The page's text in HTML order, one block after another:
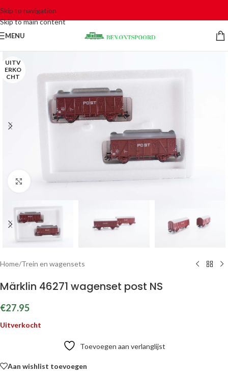
Skip to navigation
Skip to main content
MENU
UITV
ERKO
CHT
Click to enlarge
Home/Trein en wagensets
Märklin 46271 wagenset post NS
€27.95
Uitverkocht
Toevoegen aan verlanglijst
Aan wishlist toevoegen